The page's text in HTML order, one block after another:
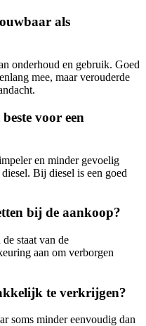
als
onderhoud en gebruik. Goed
mee, maar verouderde
voor een
en minder gevoelig
Bij diesel is een goed
bij de aankoop?
staat van de
aan om verborgen
te verkrijgen?
soms minder eenvoudig dan